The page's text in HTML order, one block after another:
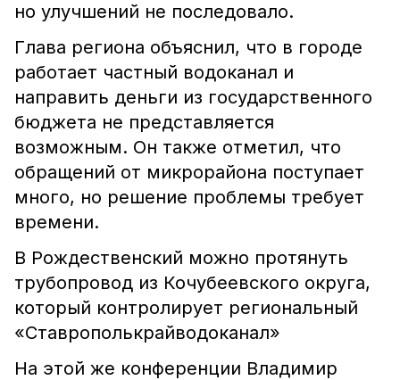
но улучшений не последовало.
Глава региона объяснил, что в городе
работает частный водоканал и
направить деньги из государственного
бюджета не представляется
возможным. Он также отметил, что
обращений от микрорайона поступает
много, но решение проблемы требует
времени.
В Рождественский можно протянуть
трубопровод из Кочубеевского округа,
который контролирует региональный
«Ставрополькрайводоканал»
На этой же конференции Владимир